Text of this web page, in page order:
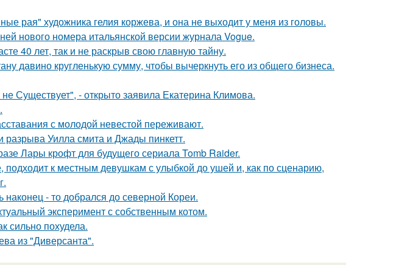
рая" художника гелия коржева, и она не выходит у меня из головы.
нового номера итальянской версии журнала Vogue.
40 лет, так и не раскрыв свою главную тайну.
давино кругленькую сумму, чтобы вычеркнуть его из общего бизнеса.
Существует", - открыто заявила Екатерина Климова.
с молодой невестой переживают.
Уилла смита и Джады пинкетт.
Лары крофт для будущего сериала Tomb Raider.
к местным девушкам с улыбкой до ушей и, как по сценарию,
- то добрался до северной Кореи.
эксперимент с собственным котом.
сильно похудела.
из "Диверсанта".